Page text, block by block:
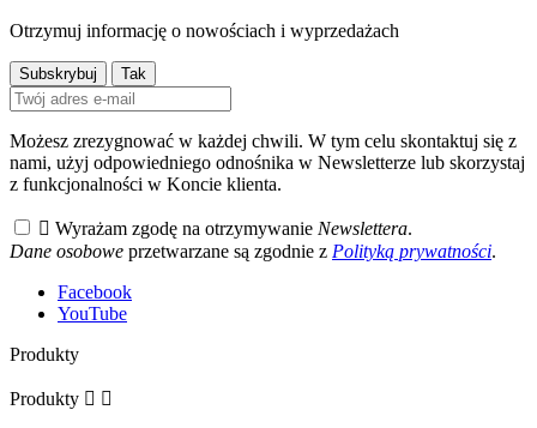
Otrzymuj informację o nowościach i wyprzedażach
Możesz zrezygnować w każdej chwili. W tym celu skontaktuj się z
nami, użyj odpowiedniego odnośnika w Newsletterze lub skorzystaj
z funkcjonalności w Koncie klienta.
 Wyrażam zgodę na otrzymywanie Newslettera.
Dane osobowe przetwarzane są zgodnie z Polityką prywatności.
Facebook
YouTube
Produkty
Produkty  